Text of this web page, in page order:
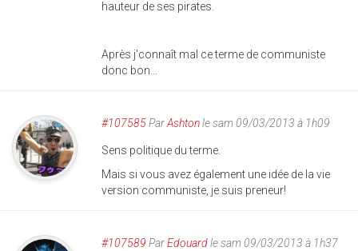
hauteur de ses pirates.
Après j'connaît mal ce terme de communiste
donc bon...
#107585ParAshtonle sam 09/03/2013 à 1h09
Sens politique du terme.
Mais si vous avez également une idée de la vie
version communiste, je suis preneur!
#107589 ParEdouardle sam 09/03/2013 à 1h37